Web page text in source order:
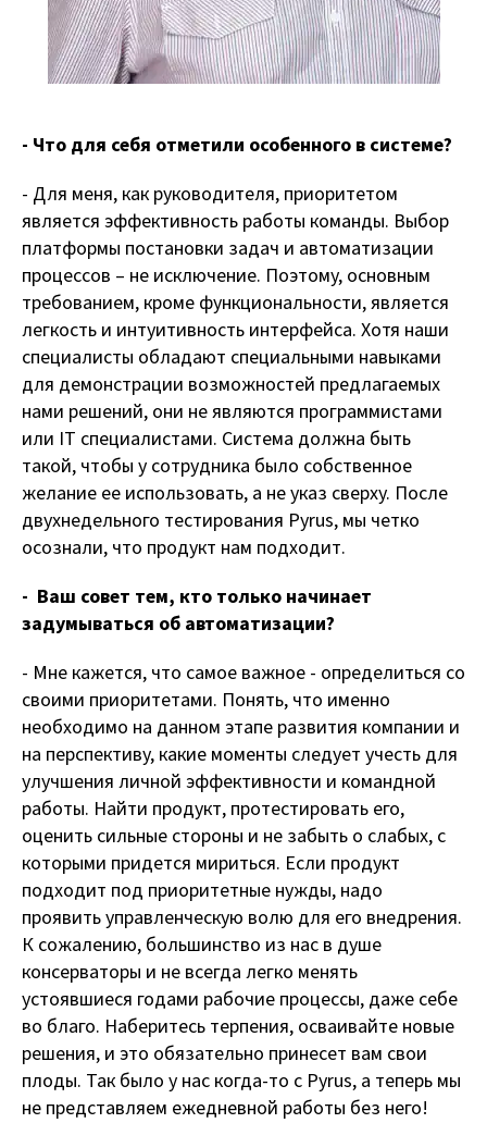
- Что для себя отметили особенного в системе?
- Для меня, как руководителя, приоритетом
является эффективность работы команды. Выбор
платформы постановки задач и автоматизации
процессов – не исключение. Поэтому, основным
требованием, кроме функциональности, является
легкость и интуитивность интерфейса. Хотя наши
специалисты обладают специальными навыками
для демонстрации возможностей предлагаемых
нами решений, они не являются программистами
или IT специалистами. Система должна быть
такой, чтобы у сотрудника было собственное
желание ее использовать, а не указ сверху. После
двухнедельного тестирования Pyrus, мы четко
осознали, что продукт нам подходит.
- Ваш совет тем, кто только начинает
задумываться об автоматизации?
- Мне кажется, что самое важное - определиться со
своими приоритетами. Понять, что именно
необходимо на данном этапе развития компании и
на перспективу, какие моменты следует учесть для
улучшения личной эффективности и командной
работы. Найти продукт, протестировать его,
оценить сильные стороны и не забыть о слабых, с
которыми придется мириться. Если продукт
подходит под приоритетные нужды, надо
проявить управленческую волю для его внедрения.
К сожалению, большинство из нас в душе
консерваторы и не всегда легко менять
устоявшиеся годами рабочие процессы, даже себе
во благо. Наберитесь терпения, осваивайте новые
решения, и это обязательно принесет вам свои
плоды. Так было у нас когда-то с Pyrus, а теперь мы
не представляем ежедневной работы без него!